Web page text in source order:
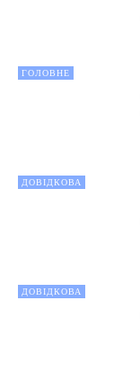
ГОЛОВНЕ
ДОВІДКОВА
ДОВІДКОВА